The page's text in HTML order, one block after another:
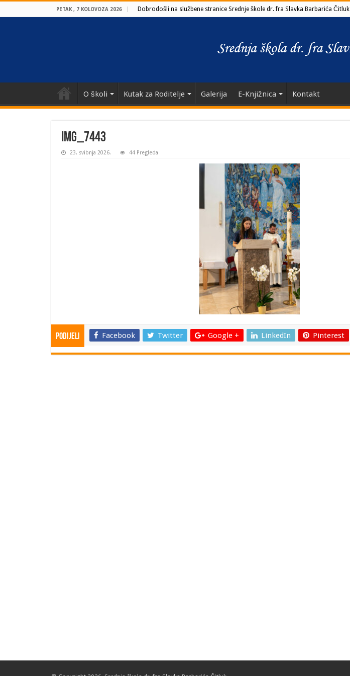
PETAK , 7 KOLOVOZA 2026 Dobrodošli na službene stranice Srednje škole dr. fra Slavka Barbarića Čitluk
O školi Kutak za Roditelje Galerija E-Knjižnica Kontakt
IMG_7443
23. svibnja 2026. 44 Pregleda
Podijeli Facebook Twitter Google + LinkedIn Pinterest